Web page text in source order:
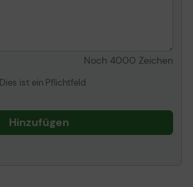
Noch 4000 Zeichen
ist ein Pflichtfeld
Hinzufügen